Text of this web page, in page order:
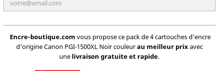
Encre-boutique.com vous propose ce pack de 4 cartouches d'encre
d'origine Canon PGI-1500XL Noir couleurau meilleur prixavec
une livraison gratuite et rapide.